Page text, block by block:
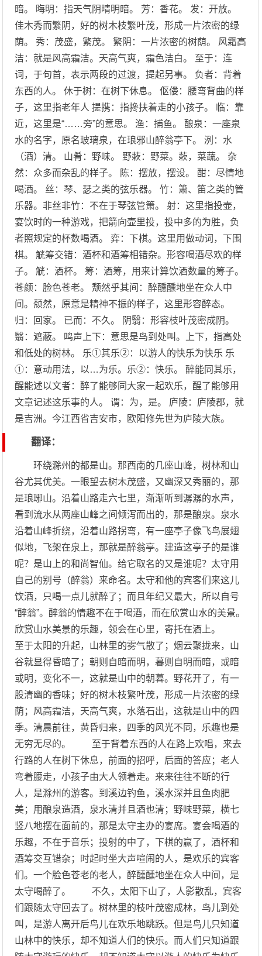
暗。 晦明：指天气阴晴明暗。 芳：香花。 发：开放。
佳木秀而繁阴，好的树木枝繁叶茂，形成一片浓密的绿
荫。 秀：茂盛，繁茂。 繁阴：一片浓密的树荫。 风霜高
洁：就是风高霜洁。天高气爽，霜色洁白。 至于：连
词，于句首，表示两段的过渡，提起另事。 负者：背着
东西的人。 休于树：在树下休息。 伛偻：腰弯背曲的样
子，这里指老年人 提携：指搀扶着走的小孩子。 临：靠
近，这里是“……旁”的意思。 渔：捕鱼。 酿泉：一座泉
水的名字，原名玻璃泉，在琅邪山醉翁亭下。 洌：水
（酒）清。 山肴：野味。 野蔌：野菜。蔌，菜蔬。 杂
然：众多而杂乱的样子。 陈：摆放，摆设。 酣：尽情地
喝酒。 丝：琴、瑟之类的弦乐器。 竹：箫、笛之类的管
乐器。非丝非竹：不在于琴弦管箫。 射：这里指投壶，
宴饮时的一种游戏，把箭向壶里投，投中多的为胜，负
者照规定的杯数喝酒。 弈：下棋。这里用做动词，下围
棋。 觥筹交错：酒杯和酒筹相错杂。形容喝酒尽欢的样
子。 觥：酒杯。 筹：酒筹，用来计算饮酒数量的筹子。
苍颜：脸色苍老。 颓然乎其间：醉醺醺地坐在众人中
间。颓然，原意是精神不振的样子，这里形容醉态。
归：回家。 已而：不久。 阴翳：形容枝叶茂密成阴。
翳：遮蔽。 鸣声上下：意思是鸟到处叫。上下，指高处
和低处的树林。 乐①其乐②：以游人的快乐为快乐 乐
①：意动用法，以…为乐。乐②：快乐。 醉能同其乐，
醒能述以文者：醉了能够同大家一起欢乐，醒了能够用
文章记述这乐事的人。 谓：为，是。 庐陵：庐陵郡，就
是吉洲。今江西省吉安市，欧阳修先世为庐陵大族。
翻译：
环绕滁州的都是山。那西南的几座山峰，树林和山
谷尤其优美。一眼望去树木茂盛，又幽深又秀丽的，那
是琅琊山。沿着山路走六七里，渐渐听到潺潺的水声，
看到流水从两座山峰之间倾泻而出的，那是酿泉。泉水
沿着山峰折绕，沿着山路拐弯，有一座亭子像飞鸟展翅
似地，飞架在泉上，那就是醉翁亭。建造这亭子的是谁
呢？是山上的和尚智仙。给它取名的又是谁呢？太守用
自己的别号（醉翁）来命名。太守和他的宾客们来这儿
饮酒，只喝一点儿就醉了；而且年纪又最大，所以自号
“醉翁”。醉翁的情趣不在于喝酒，而在欣赏山水的美景。
欣赏山水美景的乐趣，领会在心里，寄托在酒上。
至于太阳的升起，山林里的雾气散了；烟云聚拢来，山
谷就显得昏暗了；朝则自暗而明，暮则自明而暗，或暗
或明，变化不一，这就是山中的朝暮。野花开了，有一
股清幽的香味；好的树木枝繁叶茂，形成一片浓密的绿
荫；风高霜洁，天高气爽，水落石出，这就是山中的四
季。清晨前往，黄昏归来，四季的风光不同，乐趣也是
无穷无尽的。 至于背着东西的人在路上欢唱，来去
行路的人在树下休息，前面的招呼，后面的答应；老人
弯着腰走，小孩子由大人领着走。来来往往不断的行
人，是滁州的游客。到溪边钓鱼，溪水深并且鱼肉肥
美；用酿泉造酒，泉水清并且酒也清；野味野菜，横七
竖八地摆在面前的，那是太守主办的宴席。宴会喝酒的
乐趣，不在于音乐；投射的中了，下棋的赢了，酒杯和
酒筹交互错杂；时起时坐大声喧闹的人，是欢乐的宾客
们。一个脸色苍老的老人，醉醺醺地坐在众人中间，是
太守喝醉了。 不久，太阳下山了，人影散乱，宾客
们跟随太守回去了。树林里的枝叶茂密成林，鸟儿到处
叫，是游人离开后鸟儿在欢乐地跳跃。但是鸟儿只知道
山林中的快乐，却不知道人们的快乐。而人们只知道跟